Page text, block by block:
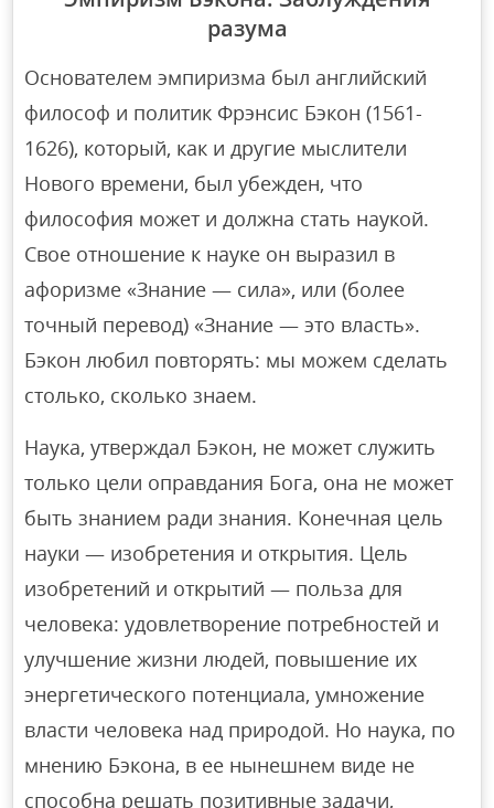
разума
Основателем эмпиризма был английский
философ и политик Фрэнсис Бэкон (1561-
1626), который, как и другие мыслители
Нового времени, был убежден, что
философия может и должна стать наукой.
Свое отношение к науке он выразил в
афоризме «Знание — сила», или (более
точный перевод) «Знание — это власть».
Бэкон любил повторять: мы можем сделать
столько, сколько знаем.
Наука, утверждал Бэкон, не может служить
только цели оправдания Бога, она не может
быть знанием ради знания. Конечная цель
науки — изобретения и открытия. Цель
изобретений и открытий — польза для
человека: удовлетворение потребностей и
улучшение жизни людей, повышение их
энергетического потенциала, умножение
власти человека над природой. Но наука, по
мнению Бэкона, в ее нынешнем виде не
способна решать позитивные задачи,